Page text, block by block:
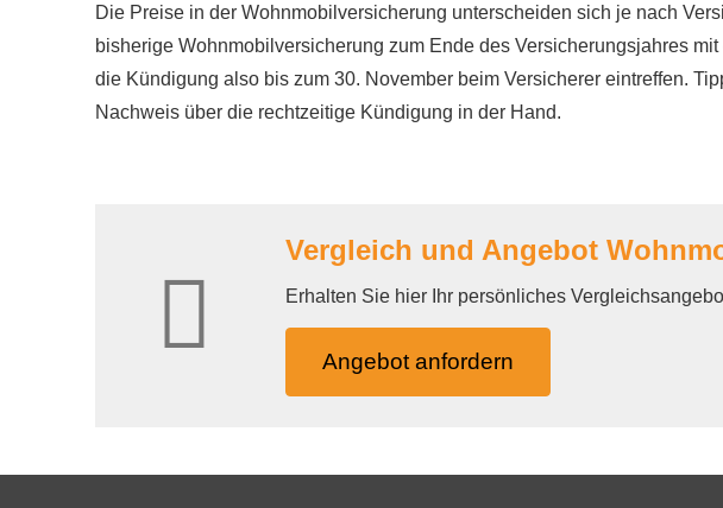
Die Preise in der Wohnmobilversicherung unterscheiden sich je nach
bisherige Wohnmobilversicherung zum Ende des Versicherungsjahres
die Kündigung also bis zum 30. November beim Versicherer eintreffen.
Nachweis über die rechtzeitige Kündigung in der Hand.
Vergleich und Angebot
Erhalten Sie hier Ihr persönliches
An­ge­bot an­for­dern